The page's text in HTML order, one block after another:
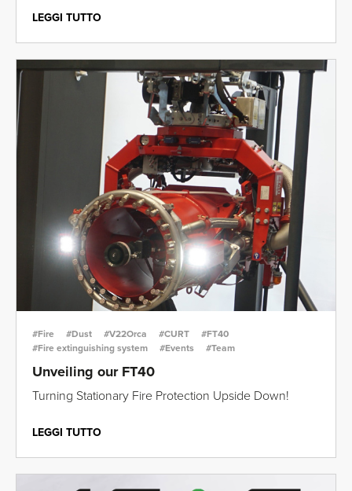
LEGGI TUTTO
#Fire #Dust #V22Orca #CURT
#FT40
#Fire extinguishing system
#Events #Team
Unveiling our FT40
Turning Stationary Fire Protection Upside Down!
LEGGI TUTTO